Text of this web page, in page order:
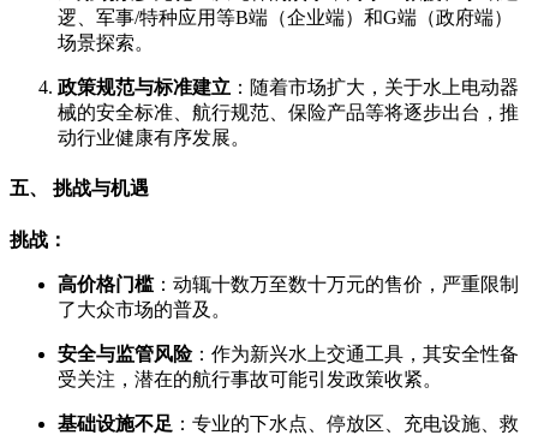
逻、军事/特种应用等B端（企业端）和G端（政府端）
场景探索。
政策规范与标准建立 ：随着市场扩大，关于水上电动器
械的安全标准、航行规范、保险产品等将逐步出台，推
动行业健康有序发展。
五、 挑战与机遇
挑战：
高价格门槛：动辄十数万至数十万元的售价，严重限制
了大众市场的普及。
安全与监管风险：作为新兴水上交通工具，其安全性备
受关注，潜在的航行事故可能引发政策收紧。
基础设施不足 ：专业的下水点、停放区、充电设施、救